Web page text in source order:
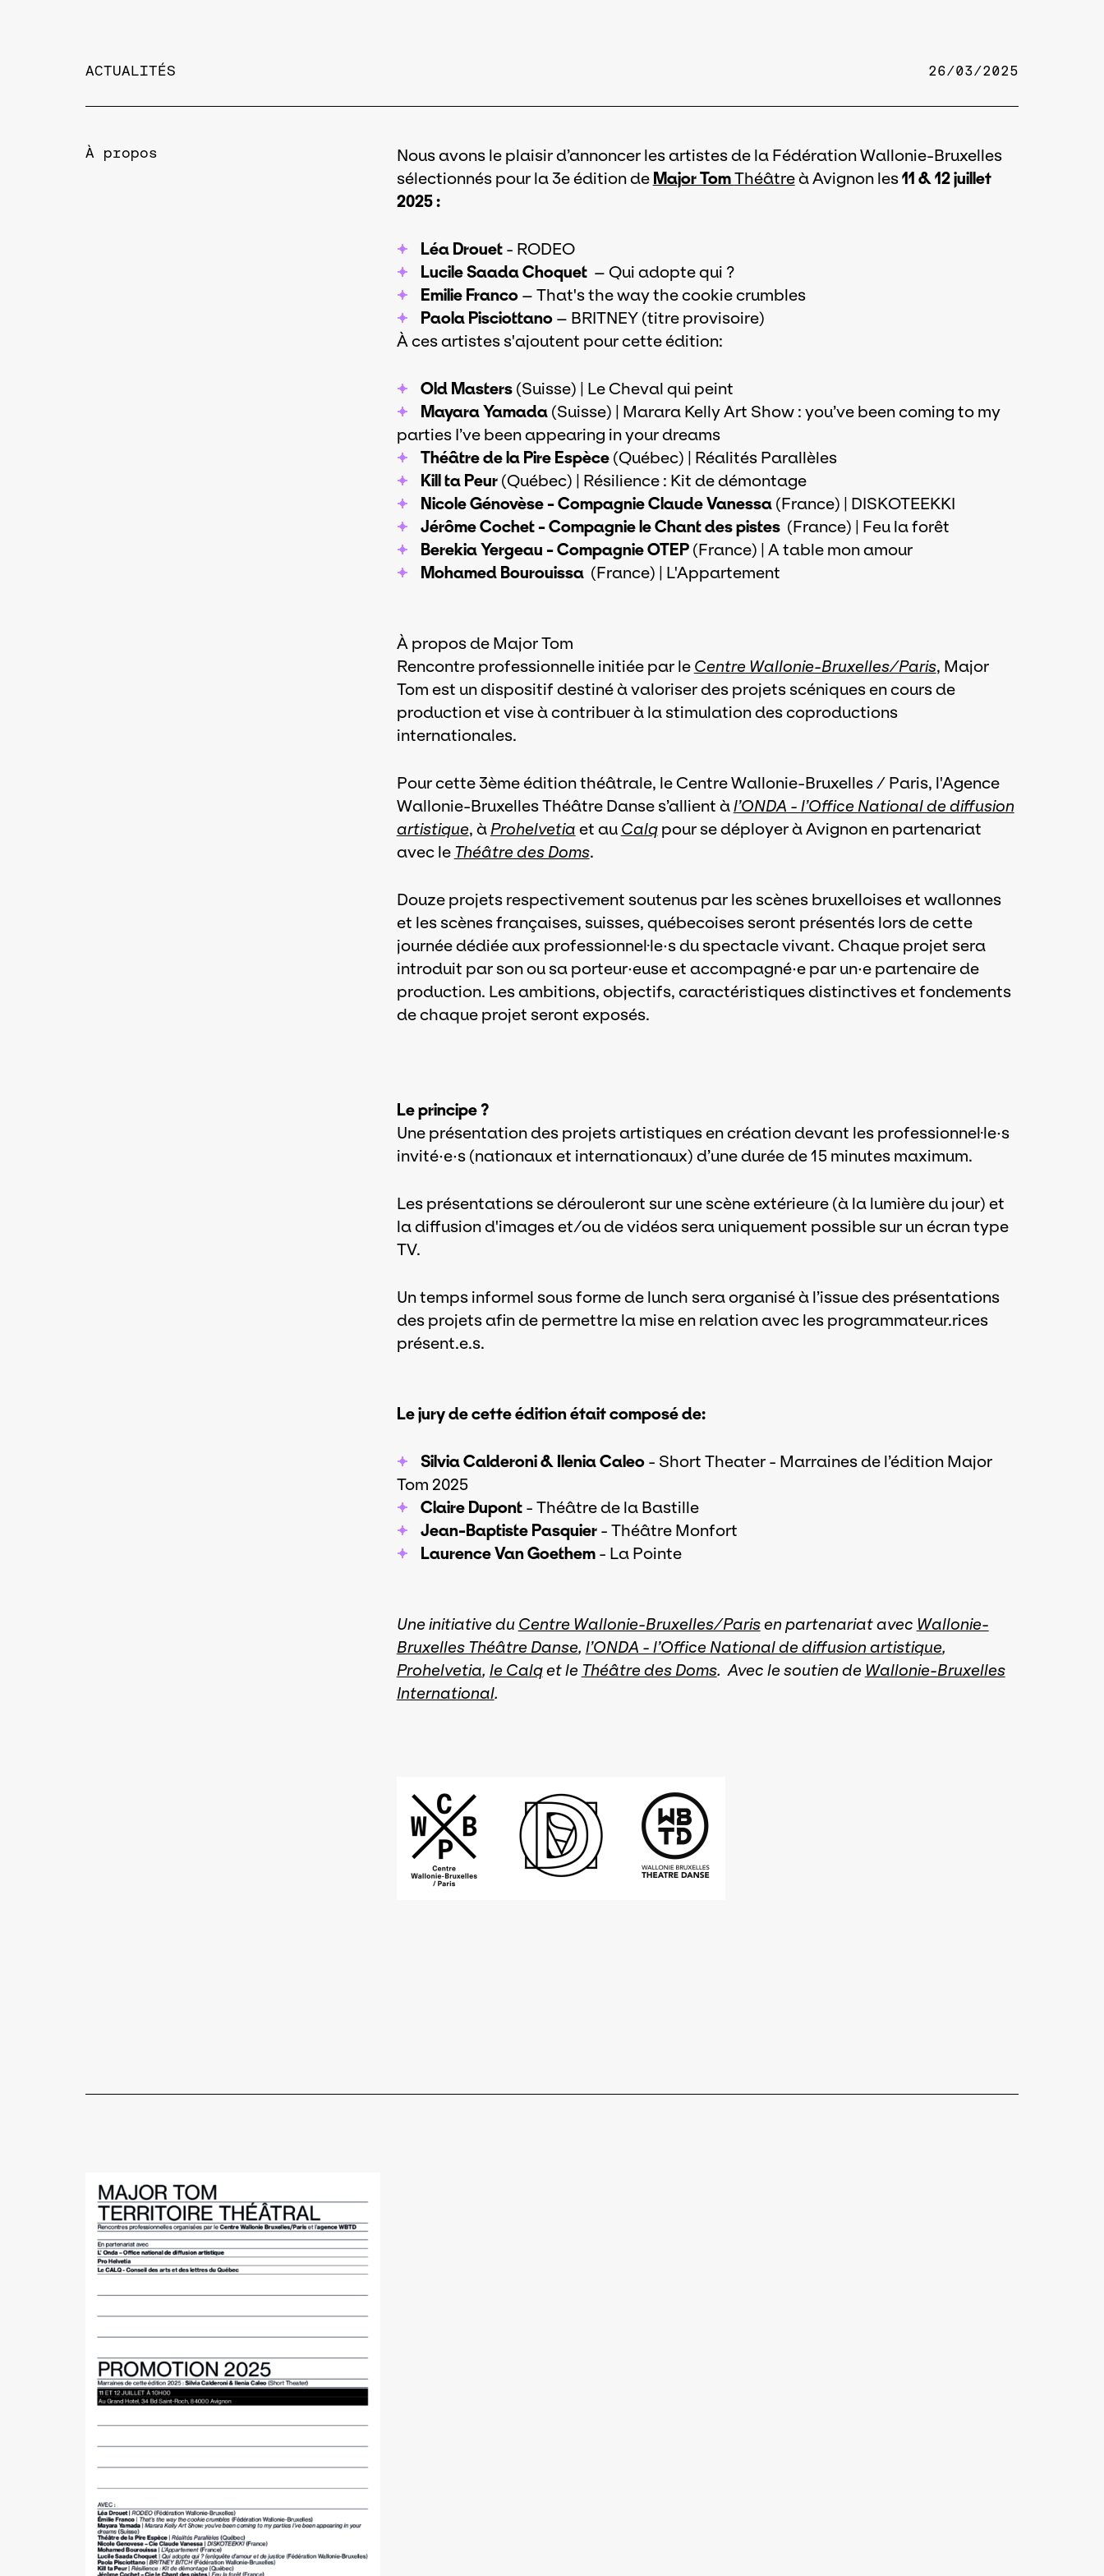
ACTUALITÉS 26/03/2025
À propos
Nous avons le plaisir d’annoncer les artistes de la Fédération Wallonie-Bruxelles
sélectionnés pour la 3e édition de Major TomThéâtreà Avignon les11 & 12 juillet
2025 :
Léa Drouet- RODEO
Lucile Saada Choquet– Qui adopte qui ?
Emilie Franco– That's the way the cookie crumbles
Paola Pisciottano– BRITNEY (titre provisoire)
À ces artistes s'ajoutent pour cette édition:
Old Masters (Suisse) | Le Cheval qui peint
Mayara Yamada (Suisse) | Marara Kelly Art Show : you’ve been coming to my
parties I’ve been appearing in your dreams
Théâtre de la Pire Espèce (Québec) | Réalités Parallèles
Kill ta Peur (Québec) | Résilience : Kit de démontage
Nicole Génovèse - Compagnie Claude Vanessa (France) | DISKOTEEKKI
Jérôme Cochet - Compagnie le Chant des pistes (France) | Feu la forêt
Berekia Yergeau - Compagnie OTEP (France) | A table mon amour
Mohamed Bourouissa (France) | L'Appartement
À propos de Major Tom
Rencontre professionnelle initiée par le Centre Wallonie-Bruxelles/Paris, Major
Tom est un dispositif destiné à valoriser des projets scéniques en cours de
production et vise à contribuer à la stimulation des coproductions
internationales.
Pour cette 3ème édition théâtrale, le Centre Wallonie-Bruxelles / Paris, l'Agence
Wallonie-Bruxelles Théâtre Danse s’allient àl’ONDA - l’Office National de diffusion
artistique, à Prohelvetia et au Calqpour se déployer à Avignon en partenariat
avec le Théâtre des Doms.
Douze projets respectivement soutenus par les scènes bruxelloises et wallonnes
et les scènes françaises, suisses, québecoises seront présentés lors de cette
journée dédiée aux professionnel·le·s du spectacle vivant. Chaque projet sera
introduit par son ou sa porteur·euse et accompagné·e par un·e partenaire de
production. Les ambitions, objectifs, caractéristiques distinctives et fondements
de chaque projet seront exposés.
Le principe ?
Une présentation des projets artistiques en création devant les professionnel·le·s
invité·e·s (nationaux et internationaux) d’une durée de 15 minutes maximum.
Les présentations se dérouleront sur une scène extérieure (à la lumière du jour) et
la diffusion d'images et/ou de vidéos sera uniquement possible sur un écran type
TV.
Un temps informel sous forme de lunch sera organisé à l’issue des présentations
des projets afin de permettre la mise en relation avec les programmateur.rices
présent.e.s.
Le jury de cette édition était composé de:
Silvia Calderoni & Ilenia Caleo- Short Theater - Marraines de l’édition Major
Tom 2025
Claire Dupont- Théâtre de la Bastille
Jean-Baptiste Pasquier- Théâtre Monfort
Laurence Van Goethem- La Pointe
Une initiative du Centre Wallonie-Bruxelles/Parisen partenariat avec Wallonie-
Bruxelles Théâtre Danse, l’ONDA - l’Office National de diffusion artistique,
Prohelvetia, le Calqet le Théâtre des Doms. Avec le soutien de Wallonie-Bruxelles
International.
Document